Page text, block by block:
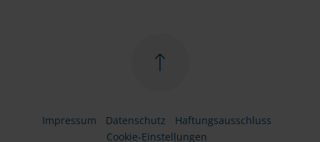
Impressum Datenschutz
Haftungsausschluss
Cookie-Einstellungen